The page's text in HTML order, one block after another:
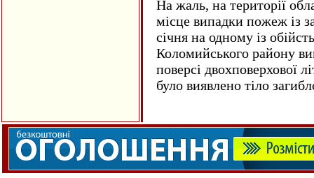
На жаль, на території
місце випадки пожеж із
січня на одному із
Коломийського району
поверсі двохповерхової
було виявлено тіло